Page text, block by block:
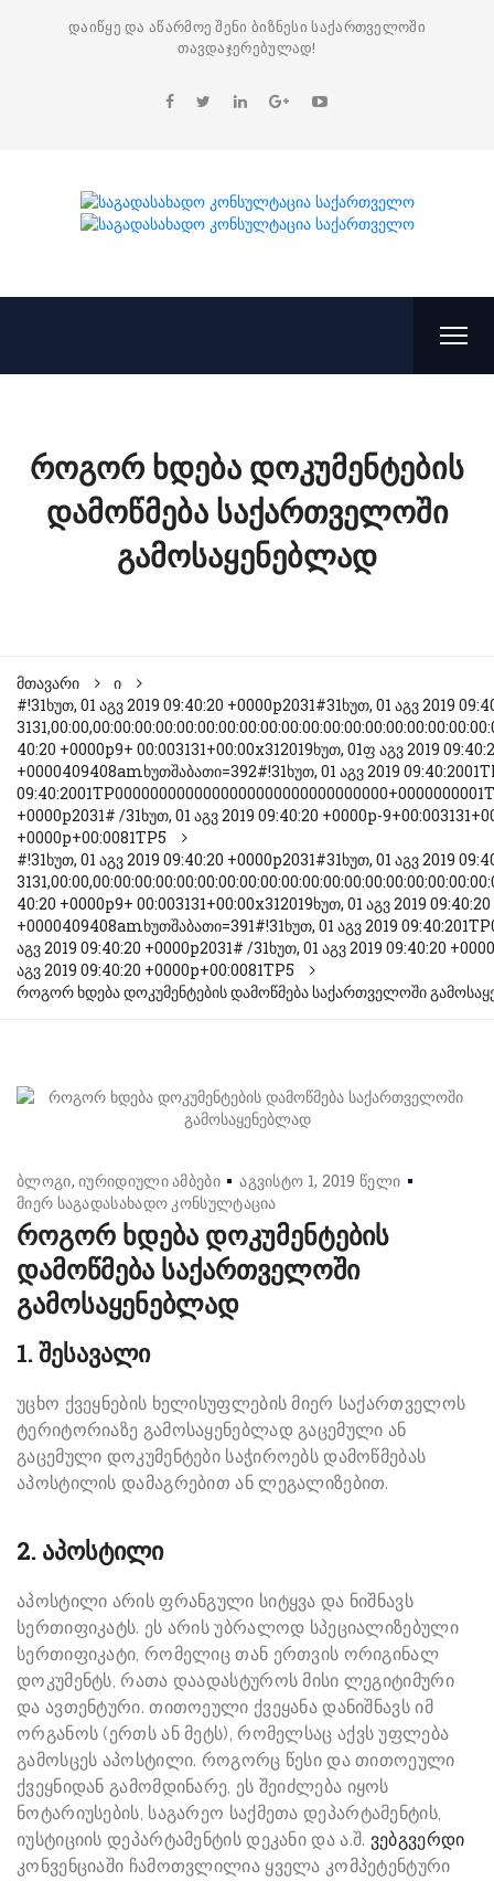
დაიწყე და აწარმოე შენი ბიზნესი საქართველოში
თავდაჯერებულად!
როგორ ხდება დოკუმენტების
დამოწმება საქართველოში
გამოსაყენებლად
მთავარი
ი
#!31ხუთ, 01 აგვ 2019 09:40:20 +0000p2031#31ხუთ, 01 აგვ 2019
40:20 +0000p9+ 00:003131+00:00x312019ხუთ, 01ფ აგვ 2019
+0000409408amხუთშაბათი=392#!31ხუთ, 01 აგვ 2019
+0000p2031# /31ხუთ, 01 აგვ 2019 09:40:20 +0000p-
+0000p+00:0081TP5
#!31ხუთ, 01 აგვ 2019 09:40:20 +0000p2031#31ხუთ, 01 აგვ 2019
40:20 +0000p9+ 00:003131+00:00x312019ხუთ, 01 აგვ 2019 09:40:20
+0000409408amხუთშაბათი=391#!31ხუთ, 01 აგვ 2019
აგვ 2019 09:40:20 +0000p2031# /31ხუთ, 01 აგვ 2019 09:40:20
აგვ 2019 09:40:20 +0000p+00:0081TP5
როგორ ხდება დოკუმენტების დამოწმება საქართველოში
ბლოგი იურიდიული ამბები
აგვისტო 1, 2019 წელი
მიერ საგადასახადო კონსულტაცია
როგორ ხდება დოკუმენტების
დამოწმება საქართველოში
გამოსაყენებლად
1. შესავალი
უცხო ქვეყნების ხელისუფლების მიერ საქართველოს
ტერიტორიაზე გამოსაყენებლად გაცემული ან
გაცემული დოკუმენტები საჭიროებს დამოწმებას
აპოსტილის დამაგრებით ან ლეგალიზებით.
2. აპოსტილი
აპოსტილი არის ფრანგული სიტყვა და ნიშნავს
სერთიფიკატს. ეს არის უბრალოდ სპეციალიზებული
სერთიფიკატი, რომელიც თან ერთვის ორიგინალ
დოკუმენტს, რათა დაადასტუროს მისი ლეგიტიმური
და ავთენტური. თითოეული ქვეყანა დანიშნავს იმ
ორგანოს (ერთს ან მეტს), რომელსაც აქვს უფლება
გამოსცეს აპოსტილი. როგორც წესი და თითოეული
ქვეყნიდან გამომდინარე, ეს შეიძლება იყოს
ნოტარიუსების, საგარეო საქმეთა დეპარტამენტის,
იუსტიციის დეპარტამენტის დეკანი და ა.შ. ვებგვერდი
კონვენციაში ჩამოთვლილია ყველა კომპეტენტური